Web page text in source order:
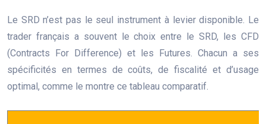
Le SRD n’est pas le seul instrument à levier disponible. Le
trader français a souvent le choix entre le SRD, les CFD
(Contracts For Difference) et les Futures. Chacun a ses
spécificités en termes de coûts, de fiscalité et d’usage
optimal, comme le montre ce tableau comparatif.